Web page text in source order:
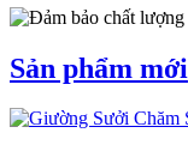
Sản phẩm mới